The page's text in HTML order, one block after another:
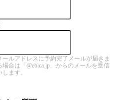
ルアドレスに予約完了メールが届きま
合は「@ebica.jp」からのメールを受信
ます。